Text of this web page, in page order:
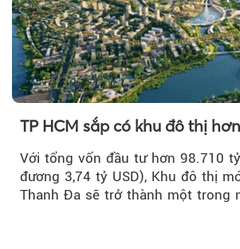
TP HCM sắp có khu đô thị
Với tổng vốn đầu tư hơn 98.710
đương 3,74 tỷ USD), Khu đô thị
Thanh Đa sẽ trở thành một trong